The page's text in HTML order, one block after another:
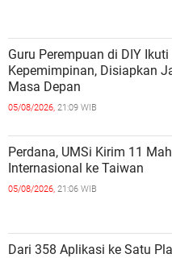
Guru Perempuan di DIY
Kepemimpinan, Disiapkan
Masa Depan
05/08/2026, 21:09 WIB
Perdana, UMSi Kirim 11
Internasional ke Taiwan
05/08/2026, 21:06 WIB
Dari 358 Aplikasi ke Satu